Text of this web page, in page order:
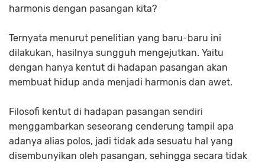
harmonis dengan pasangan kita?
Ternyata menurut penelitian yang baru-baru ini
dilakukan, hasilnya sungguh mengejutkan. Yaitu
dengan hanya kentut di hadapan pasangan akan
membuat hidup anda menjadi harmonis dan awet.
Filosofi kentut di hadapan pasangan sendiri
menggambarkan seseorang cenderung tampil apa
adanya alias polos, jadi tidak ada sesuatu hal yang
disembunyikan oleh pasangan, sehingga secara tidak